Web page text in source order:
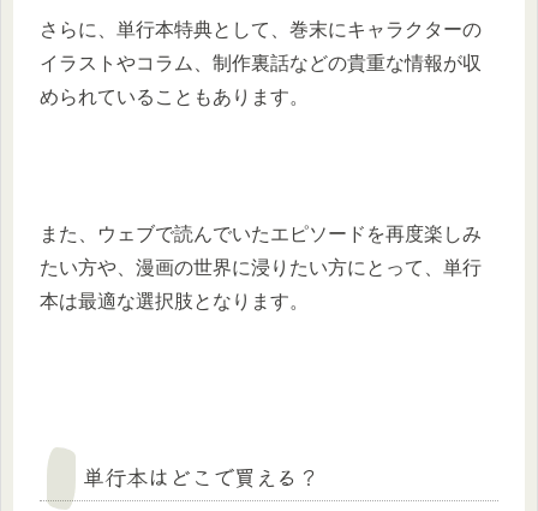
さらに、単行本特典として、巻末にキャラクターの
イラストやコラム、制作裏話などの貴重な情報が収
められていることもあります。
また、ウェブで読んでいたエピソードを再度楽しみ
たい方や、漫画の世界に浸りたい方にとって、単行
本は最適な選択肢となります。
単行本はどこで買える？